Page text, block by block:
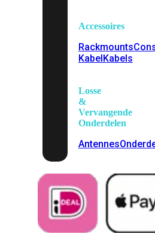
Accessoires
Rackmounts
KabelKabels
Losse
&
Vervangende
Onderdelen
Antennes